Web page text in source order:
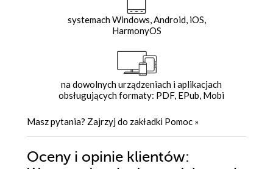
systemach Windows, Android, iOS,
HarmonyOS
na dowolnych urządzeniach i aplikacjach
obsługujących formaty: PDF, EPub, Mobi
Masz pytania? Zajrzyj do zakładki Pomoc »
Oceny i opinie klientów: